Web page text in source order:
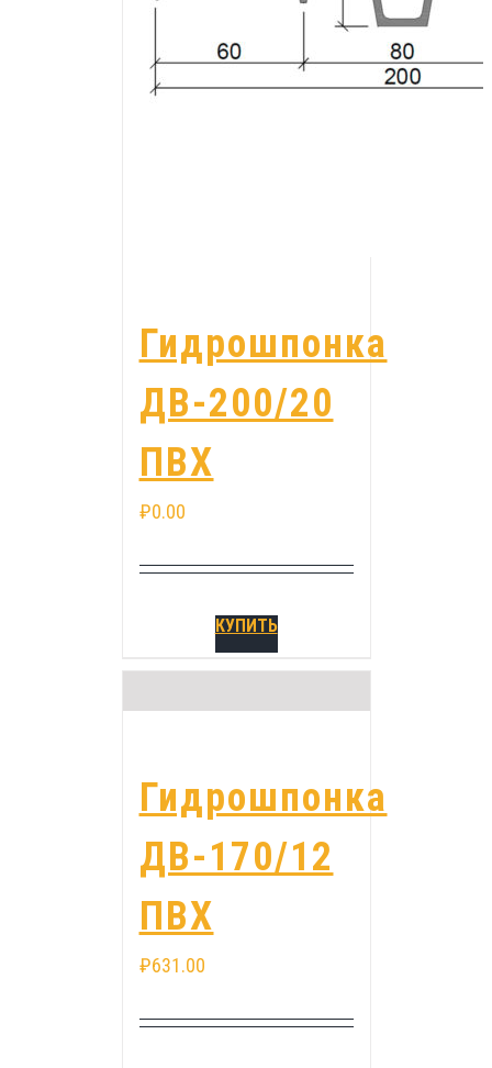
Гидрошпонка
ДВ-200/20
ПВХ
₽0.00
КУПИТЬ
Гидрошпонка
ДВ-170/12
ПВХ
₽631.00